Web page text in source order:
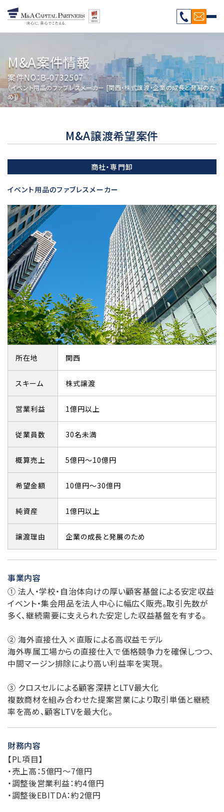
M&A案件情報
案件NO：B-0732507
（イベント用品のファブレスメーカー [関西・株式譲渡・企業の成長と発展のた
め]）
M&A譲渡希望案件
商社・専門卸
イベント用品のファブレスメーカー
所在地 関西
スキーム 株式譲渡
営業利益 1億円以上
従業員数 30名未満
概算売上 5億円～10億円
希望金額 10億円～30億円
純資産 1億円以上
譲渡理由 企業の成長と発展のため
事業内容
① 法人・学校・自治体向けの厚い顧客基盤による安定収益
イベント・集会用品を法人中心に幅広く販売。取引先数が
多く、継続需要に支えられた安定した収益基盤を有する。
② 海外直接仕入×直販による高収益モデル
海外専属工場からの直接仕入で価格競争力を確保しつつ、
中間マージン排除により高い利益率を実現。
③ クロスセルによる顧客深耕とLTV最大化
複数商材を組み合わせた提案営業により取引単価と継続
率を高め、顧客LTVを最大化。
財務内容
【PL項目】
・売上高：5億円～7億円
・調整後営業利益：約4億円
・調整後EBITDA：約2億円